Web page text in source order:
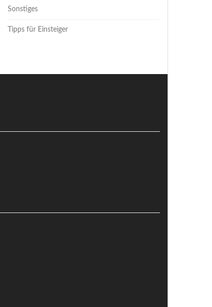
Sonstiges
Tipps für Einsteiger